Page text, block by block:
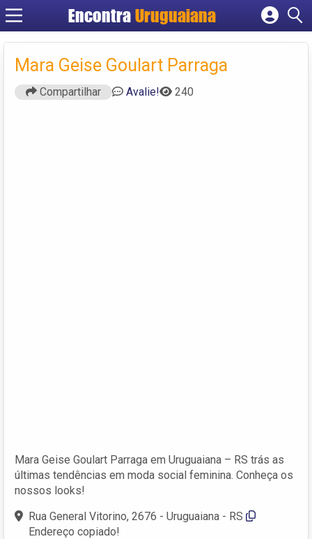
Encontra Uruguaiana
Cadastrar empresa
Criar conta
Mara Geise Goulart Parraga
Compartilhar Avalie! 240
Mara Geise Goulart Parraga em Uruguaiana – RS trás as
últimas tendências em moda social feminina. Conheça os
nossos looks!
Rua General Vitorino, 2676 - Uruguaiana - RS
Endereço copiado!